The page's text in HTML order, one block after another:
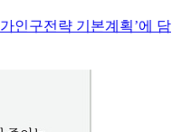
인구전략 기본계획’에 담